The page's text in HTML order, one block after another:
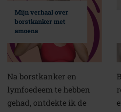
Mijn verhaal over
borstkanker met
amoena
Na borstkanker en
lymfoedeem te hebben
gehad, ontdekte ik de